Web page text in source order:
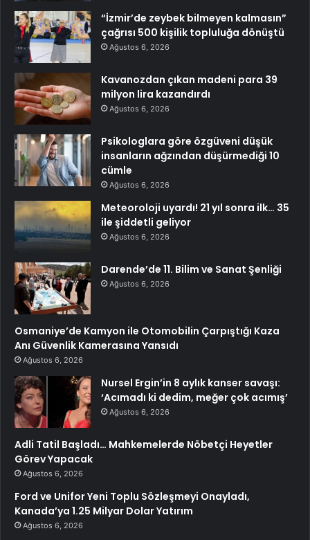
“İzmir’de zeybek bilmeyen kalmasın”
çağrısı 500 kişilik topluluğa dönüştü
Ağustos 6, 2026
Kavanozdan çıkan madeni para 39
milyon lira kazandırdı
Ağustos 6, 2026
Psikologlara göre özgüveni düşük
insanların ağzından düşürmediği 10
cümle
Ağustos 6, 2026
Meteoroloji uyardı! 21 yıl sonra ilk… 35
ile şiddetli geliyor
Ağustos 6, 2026
Darende’de 11. Bilim ve Sanat Şenliği
Ağustos 6, 2026
Osmaniye’de Kamyon ile Otomobilin Çarpıştığı Kaza
Anı Güvenlik Kamerasına Yansıdı
Ağustos 6, 2026
Nursel Ergin’in 8 aylık kanser savaşı:
‘Acımadı ki dedim, meğer çok acımış’
Ağustos 6, 2026
Adli Tatil Başladı… Mahkemelerde Nöbetçi Heyetler
Görev Yapacak
Ağustos 6, 2026
Ford ve Unifor Yeni Toplu Sözleşmeyi Onayladı,
Kanada’ya 1.25 Milyar Dolar Yatırım
Ağustos 6, 2026